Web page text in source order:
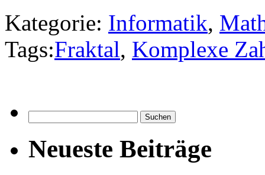
Kategorie: Informatik,
Tags:Fraktal, Komplexe
nach:
Neueste Beiträge